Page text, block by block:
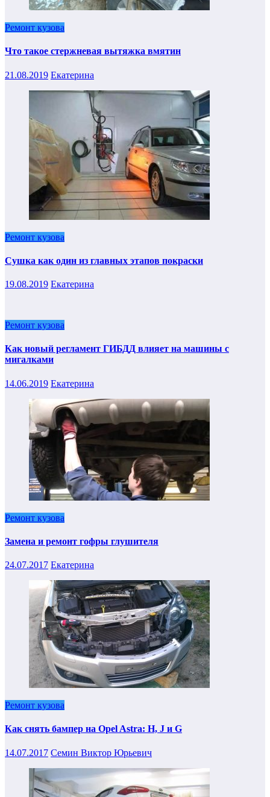
Ремонт кузова
Что такое стержневая вытяжка вмятин
21.08.2019 Екатерина
Ремонт кузова
Сушка как один из главных этапов покраски
19.08.2019 Екатерина
Ремонт кузова
Как новый регламент ГИБДД влияет на машины с
мигалками
14.06.2019 Екатерина
Ремонт кузова
Замена и ремонт гофры глушителя
24.07.2017 Екатерина
Ремонт кузова
Как снять бампер на Opel Astra: H, J и G
14.07.2017 Семин Виктор Юрьевич